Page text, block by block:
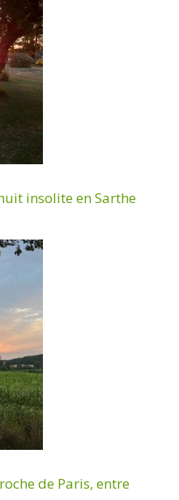
insolite en Sarthe
de Paris, entre